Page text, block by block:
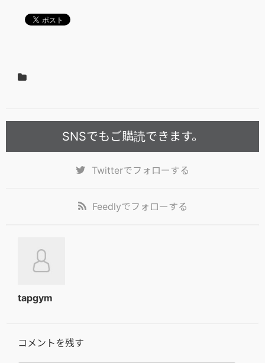
SNSでもご購読できます。
Twitterでフォローする
Feedlyでフォローする
tapgym
コメントを残す